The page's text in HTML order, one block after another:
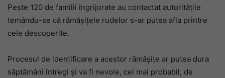
Peste 120 de familii îngrijorate au contactat autoritățile
temându-se că rămășițele rudelor s-ar putea afla printre
cele descoperite.
Procesul de identificare a acestor rămășițe ar putea dura
săptămâni întregi și va fi nevoie, cel mai probabil, de